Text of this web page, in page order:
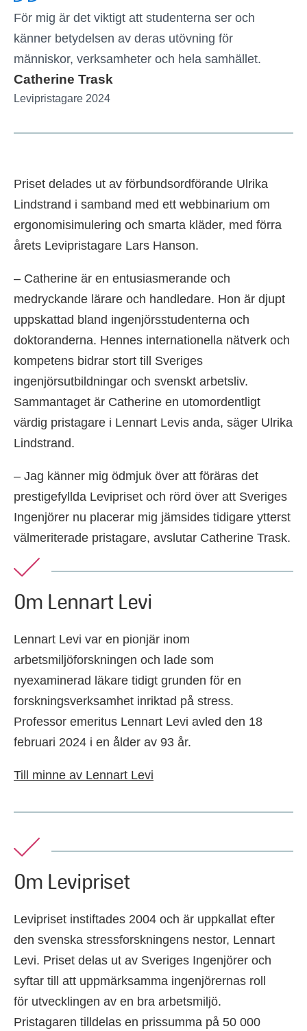
För mig är det viktigt att studenterna ser och
känner betydelsen av deras utövning för
människor, verksamheter och hela samhället.
Catherine Trask
Levipristagare 2024
Priset delades ut av förbundsordförande Ulrika
Lindstrand i samband med ett webbinarium om
ergonomisimulering och smarta kläder, med förra
årets Levipristagare Lars Hanson.
– Catherine är en entusiasmerande och
medryckande lärare och handledare. Hon är djupt
uppskattad bland ingenjörsstudenterna och
doktoranderna. Hennes internationella nätverk och
kompetens bidrar stort till Sveriges
ingenjörsutbildningar och svenskt arbetsliv.
Sammantaget är Catherine en utomordentligt
värdig pristagare i Lennart Levis anda, säger Ulrika
Lindstrand.
– Jag känner mig ödmjuk över att föräras det
prestigefyllda Levipriset och rörd över att Sveriges
Ingenjörer nu placerar mig jämsides tidigare ytterst
välmeriterade pristagare, avslutar Catherine Trask.
Om Lennart Levi
Lennart Levi var en pionjär inom
arbetsmiljöforskningen och lade som
nyexaminerad läkare tidigt grunden för en
forskningsverksamhet inriktad på stress.
Professor emeritus Lennart Levi avled den 18
februari 2024 i en ålder av 93 år.
Till minne av Lennart Levi
Om Levipriset
Levipriset instiftades 2004 och är uppkallat efter
den svenska stressforskningens nestor, Lennart
Levi. Priset delas ut av Sveriges Ingenjörer och
syftar till att uppmärksamma ingenjörernas roll
för utvecklingen av en bra arbetsmiljö.
Pristagaren tilldelas en prissumma på 50 000